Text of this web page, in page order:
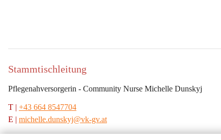
Stammtischleitung
Pflegenahversorgerin - Community Nurse Michelle Dunskyj
T | +43 664 8547704
E | michelle.dunskyj@vk-gv.at